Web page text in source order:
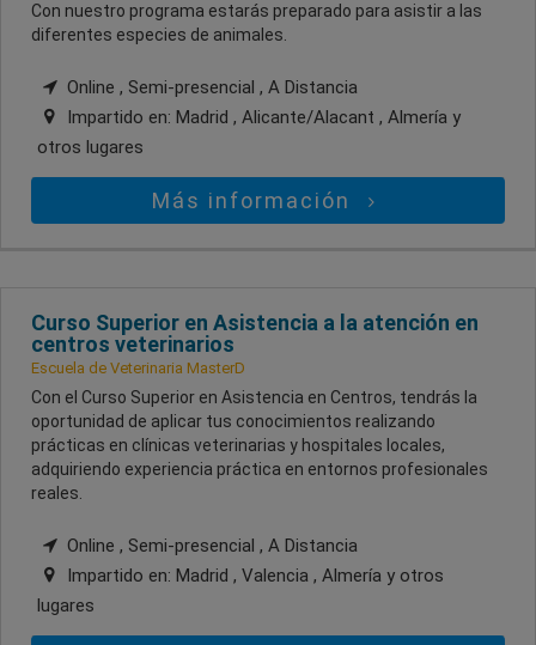
Con nuestro programa estarás preparado para asistir a las
diferentes especies de animales.
Online , Semi-presencial , A Distancia
Impartido en: Madrid , Alicante/Alacant , Almería y
otros lugares
Más información
Curso Superior en Asistencia a la atención en
centros veterinarios
Escuela de Veterinaria MasterD
Con el Curso Superior en Asistencia en Centros, tendrás la
oportunidad de aplicar tus conocimientos realizando
prácticas en clínicas veterinarias y hospitales locales,
adquiriendo experiencia práctica en entornos profesionales
reales.
Online , Semi-presencial , A Distancia
Impartido en: Madrid , Valencia , Almería y otros
lugares